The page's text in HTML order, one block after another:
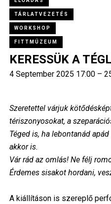
TÁRLATVEZETÉS
WORKSHOP
FITTMÚZEUM
KERESSÜK A
4 September 2025 17:00 –
Szeretettel várjuk
tériszonyosokat, a
Téged is, ha lebontanád
akkor is.
Vár rád az omlás! Ne félj
Érdemes sisakot hordani,
A kiállításon is szereplő